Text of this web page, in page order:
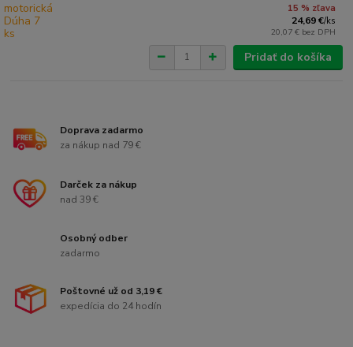
15 % zľava
24,69 €/ks
20,07 € bez DPH
Pridať do košíka
Doprava zadarmo
za nákup nad 79 €
Darček za nákup
nad 39 €
Osobný odber
zadarmo
Poštovné už od 3,19 €
expedícia do 24 hodín